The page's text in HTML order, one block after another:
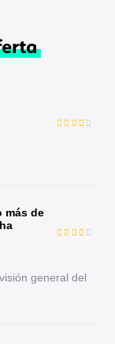
más de
general del